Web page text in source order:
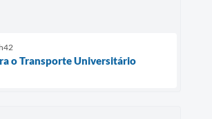
o Transporte Universitário